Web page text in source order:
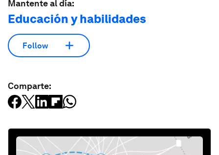
Mantente al día:
Educación y habilidades
Follow
Comparte: